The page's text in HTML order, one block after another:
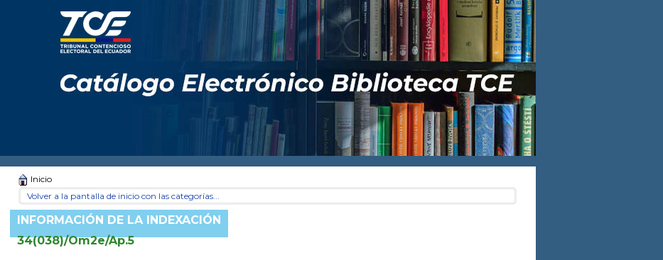
Inicio
Volver a la pantalla de inicio con las categorías...
INFORMACIÓN DE LA INDEXACIÓN
34(038)/Om2e/Ap.5